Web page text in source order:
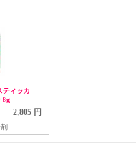
ティッカ
8g
2,805 円